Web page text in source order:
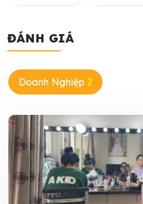
ĐÁNH GIÁ
Doanh Nghiệp 2